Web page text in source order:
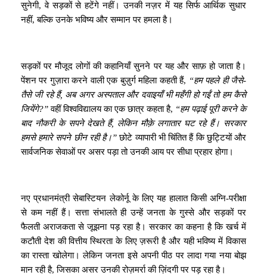
सुनेगी, वे सड़कों से हटेंगे नहीं। उनकी नज़र में यह सिर्फ आर्थिक सुधार
नहीं, बल्कि उनके भविष्य और सम्मान पर हमला है।
सड़कों पर मौजूद लोगों की कहानियाँ सुनने पर यह और साफ़ हो जाता है।
पेंशन पर गुज़ारा करने वाली एक बुज़ुर्ग महिला कहती हैं, “हम पहले ही जैसे-
तैसे जी रहे हैं, अब अगर अस्पताल और दवाइयाँ भी महँगी हो गईं तो हम कैसे
जियेंगे?”वहीं विश्वविद्यालय का एक छात्र कहता है, “हम पढ़ाई पूरी करने के
बाद नौकरी के सपने देखते हैं, लेकिन मौक़े लगातार घट रहे हैं। सरकार
हमसे हमारे सपने छीन रही है।”छोटे व्यापारी भी चिंतित हैं कि छुट्टियों और
सार्वजनिक सेवाओं पर असर पड़ा तो उनकी आय पर सीधा प्रहार होगा।
नए प्रधानमंत्री सेबास्टियन लेकोर्नू के लिए यह हालात किसी अग्नि-परीक्षा
से कम नहीं हैं। सत्ता संभालते ही उन्हें जनता के गुस्से और सड़कों पर
फैलती अराजकता से जूझना पड़ रहा है। सरकार का कहना है कि खर्च में
कटौती देश की वित्तीय स्थिरता के लिए ज़रूरी है और यही भविष्य में विकास
का रास्ता खोलेगा। लेकिन जनता इसे अपनी पीठ पर लादा गया नया बोझ
मान रही है, जिसका असर उनकी रोज़मर्रा की ज़िंदगी पर पड़ रहा है।